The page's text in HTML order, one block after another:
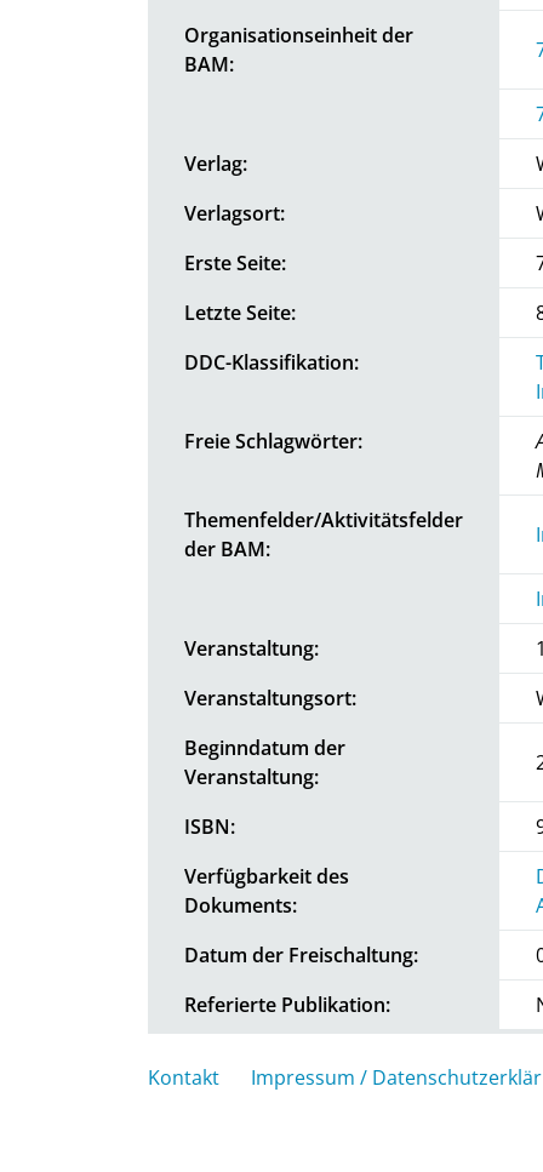
Organisationseinheit der
BAM:
Verlag:
Verlagsort:
Erste Seite:
Letzte Seite:
DDC-Klassifikation:
Freie Schlagwörter:
Themenfelder/Aktivitätsfelder
der BAM:
Veranstaltung:
Veranstaltungsort:
Beginndatum der
Veranstaltung:
ISBN:
Verfügbarkeit des
Dokuments:
Datum der Freischaltung:
Referierte Publikation:
Kontakt Impressum /